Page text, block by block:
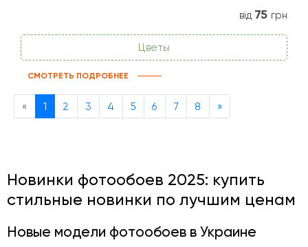
від 75 грн
Цветы
СМОТРЕТЬ ПОДРОБНЕЕ
« Previous
1 2 3 4 5 6 7 8 »Next
Новинки фотообоев 2025: купить
стильные новинки по лучшим ценам
Новые модели фотообоев в Украине